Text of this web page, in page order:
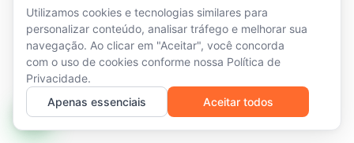
Utilizamos cookies e tecnologias similares para
personalizar conteúdo, analisar tráfego e melhorar sua
navegação. Ao clicar em "Aceitar", você concorda
com o uso de cookies conforme nossa Política de
Privacidade.
Apenas essenciais
Aceitar todos